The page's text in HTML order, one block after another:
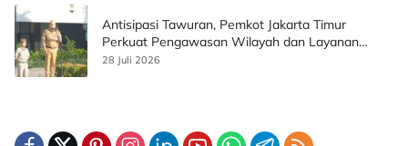
Antisipasi Tawuran, Pemkot Jakarta Timur
Perkuat Pengawasan Wilayah dan Layanan
Publik
28 Juli 2026